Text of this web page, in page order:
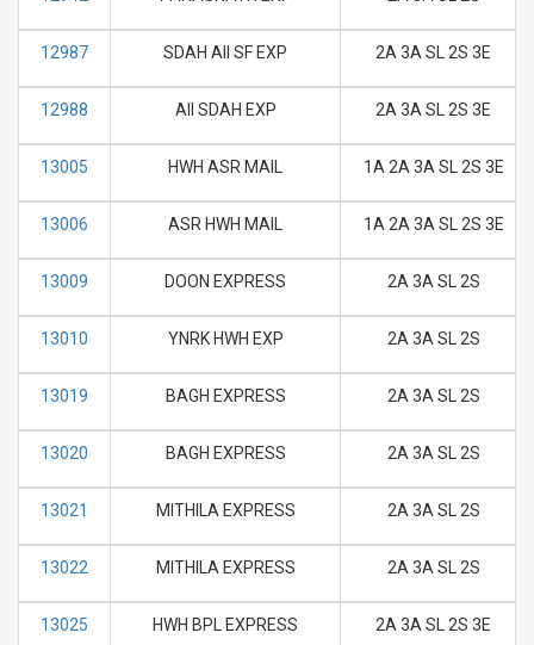
12987 SDAH AII SF EXP 2A 3A SL 2S 3E
12988 AII SDAH EXP 2A 3A SL 2S 3E
13005 HWH ASR MAIL 1A 2A 3A SL 2S 3E
13006 ASR HWH MAIL 1A 2A 3A SL 2S 3E
13009 DOON EXPRESS 2A 3A SL 2S
13010 YNRK HWH EXP 2A 3A SL 2S
13019 BAGH EXPRESS 2A 3A SL 2S
13020 BAGH EXPRESS 2A 3A SL 2S
13021 MITHILA EXPRESS 2A 3A SL 2S
13022 MITHILA EXPRESS 2A 3A SL 2S
13025 HWH BPL EXPRESS 2A 3A SL 2S 3E